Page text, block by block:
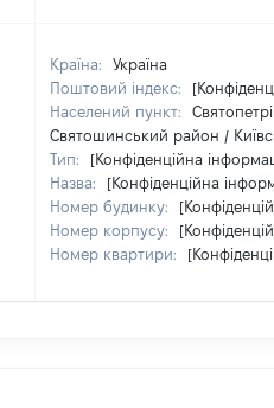
Країна:
Україна
Поштовий індекс:
Населений пункт:
Святошинський район /
Тип:
[Конфіденційна
Назва:
[Конфіденційна
Номер будинку:
Номер корпусу:
Номер квартири: